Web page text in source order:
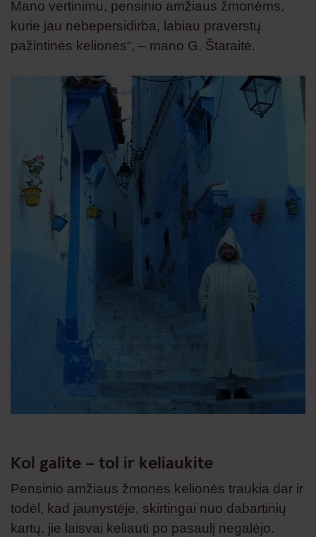
Mano vertinimu, pensinio amžiaus žmonėms,
kurie jau nebepersidirba, labiau praverstų
pažintinės kelionės“, – mano G. Štaraitė.
Kol galite – tol ir keliaukite
Pensinio amžiaus žmones kelionės traukia dar ir
todėl, kad jaunystėje, skirtingai nuo dabartinių
kartų, jie laisvai keliauti po pasaulį negalėjo.